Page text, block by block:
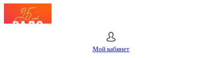
Мой кабинет
ЧОУ ДПО "РАДО"